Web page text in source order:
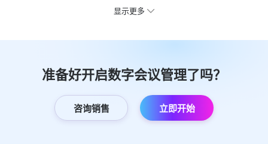
显示更多
准备好开启数字会议管理了吗？
咨询销售 立即开始